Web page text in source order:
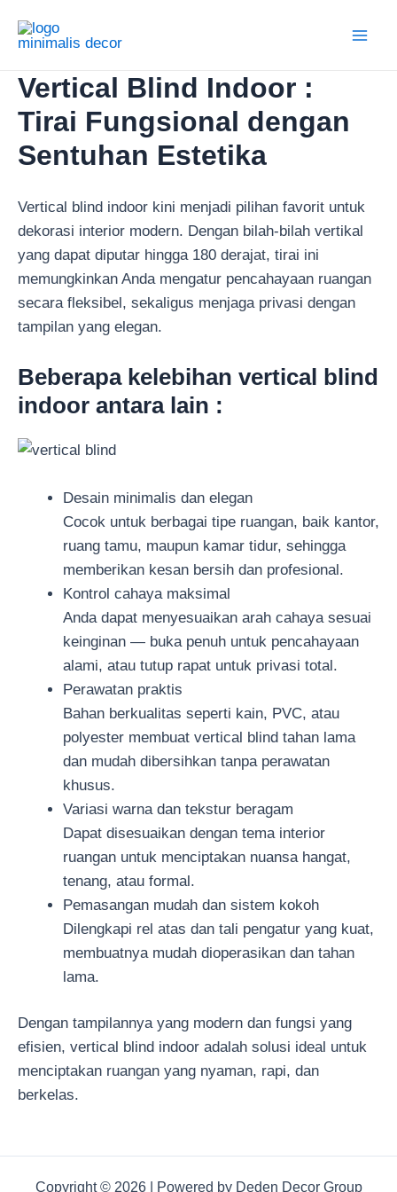
Vertical Blind Indoor :
Tirai Fungsional dengan
Sentuhan Estetika
Vertical blind indoor kini menjadi pilihan favorit untuk
dekorasi interior modern. Dengan bilah-bilah vertikal
yang dapat diputar hingga 180 derajat, tirai ini
memungkinkan Anda mengatur pencahayaan ruangan
secara fleksibel, sekaligus menjaga privasi dengan
tampilan yang elegan.
Beberapa kelebihan vertical blind
indoor antara lain :
Desain minimalis dan elegan
Cocok untuk berbagai tipe ruangan, baik kantor,
ruang tamu, maupun kamar tidur, sehingga
memberikan kesan bersih dan profesional.
Kontrol cahaya maksimal
Anda dapat menyesuaikan arah cahaya sesuai
keinginan — buka penuh untuk pencahayaan
alami, atau tutup rapat untuk privasi total.
Perawatan praktis
Bahan berkualitas seperti kain, PVC, atau
polyester membuat vertical blind tahan lama
dan mudah dibersihkan tanpa perawatan
khusus.
Variasi warna dan tekstur beragam
Dapat disesuaikan dengan tema interior
ruangan untuk menciptakan nuansa hangat,
tenang, atau formal.
Pemasangan mudah dan sistem kokoh
Dilengkapi rel atas dan tali pengatur yang kuat,
membuatnya mudah dioperasikan dan tahan
lama.
Dengan tampilannya yang modern dan fungsi yang
efisien, vertical blind indoor adalah solusi ideal untuk
menciptakan ruangan yang nyaman, rapi, dan
berkelas.
Copyright © 2026 | Powered by Deden Decor Group